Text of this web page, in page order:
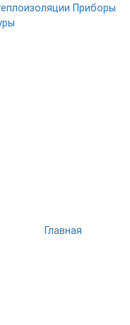
Приборы
Главная